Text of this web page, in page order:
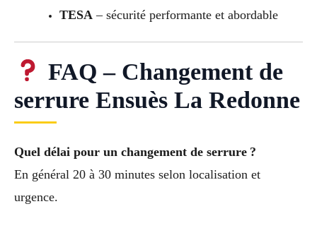
TESA – sécurité performante et abordable
FAQ – Changement de
serrure Ensuès La Redonne
Quel délai pour un changement de serrure ?
En général 20 à 30 minutes selon localisation et
urgence.